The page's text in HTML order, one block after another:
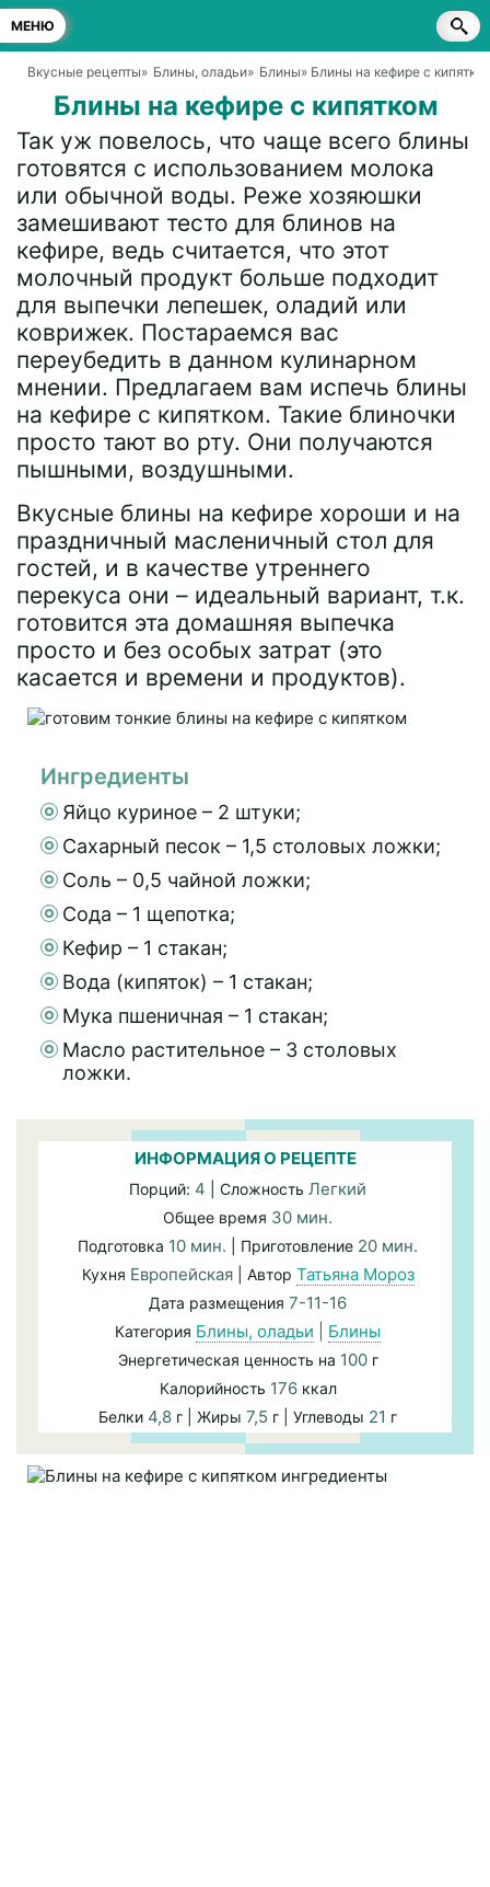
МЕНЮ
Вкусные рецепты» Блины, оладьи» Блины» Блины на кефире с
Блины на кефире с кипятком
Так уж повелось, что чаще всего блины
готовятся с использованием молока
или обычной воды. Реже хозяюшки
замешивают тесто для блинов на
кефире, ведь считается, что этот
молочный продукт больше подходит
для выпечки лепешек, оладий или
коврижек. Постараемся вас
переубедить в данном кулинарном
мнении. Предлагаем вам испечь блины
на кефире с кипятком. Такие блиночки
просто тают во рту. Они получаются
пышными, воздушными.
Вкусные блины на кефире хороши и на
праздничный масленичный стол для
гостей, и в качестве утреннего
перекуса они – идеальный вариант, т.к.
готовится эта домашняя выпечка
просто и без особых затрат (это
касается и времени и продуктов).
Ингредиенты
Яйцо куриное – 2 штуки;
Сахарный песок – 1,5 столовых ложки;
Соль – 0,5 чайной ложки;
Сода – 1 щепотка;
Кефир – 1 стакан;
Вода (кипяток) – 1 стакан;
Мука пшеничная – 1 стакан;
Масло растительное – 3 столовых
ложки.
ИНФОРМАЦИЯ О РЕЦЕПТЕ
Порций: 4 | Сложность Легкий
Общее время 30 мин.
Подготовка 10 мин. | Приготовление 20 мин.
Кухня Европейская| Автор Татьяна Мороз
Дата размещения 7-11-16
Категория Блины, оладьи Блины
Энергетическая ценность на 100г
Калорийность 176ккал
Белки 4,8 г | Жиры 7,5 г | Углеводы 21 г